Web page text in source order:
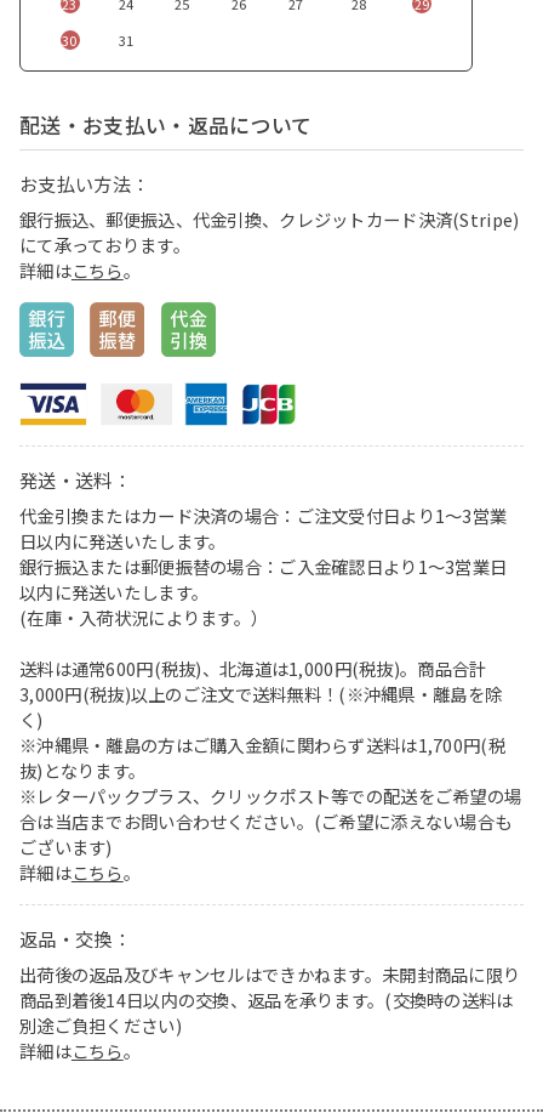
23
24 25 26 27 28
29
30
31
配送・お支払い・返品について
お支払い方法：
銀行振込、郵便振込、代金引換、クレジットカード決済(Stripe)
にて承っております。
詳細はこちら。
発送・送料：
代金引換またはカード決済の場合：ご注文受付日より1〜3営業
日以内に発送いたします。
銀行振込または郵便振替の場合：ご入金確認日より1〜3営業日
以内に発送いたします。
(在庫・入荷状況によります。）
送料は通常600円(税抜)、北海道は1,000円(税抜)。商品合計
3,000円(税抜)以上のご注文で送料無料！(※沖縄県・離島を除
く)
※沖縄県・離島の方はご購入金額に関わらず送料は1,700円(税
抜)となります。
※レターパックプラス、クリックポスト等での配送をご希望の場
合は当店までお問い合わせください。(ご希望に添えない場合も
ございます)
詳細はこちら。
返品・交換：
出荷後の返品及びキャンセルはできかねます。未開封商品に限り
商品到着後14日以内の交換、返品を承ります。(交換時の送料は
別途ご負担ください)
詳細はこちら。